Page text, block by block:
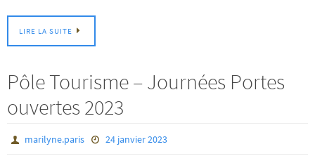
LIRE LA SUITE
Pôle Tourisme – Journées Portes
ouvertes 2023
marilyne.paris 24 janvier 2023